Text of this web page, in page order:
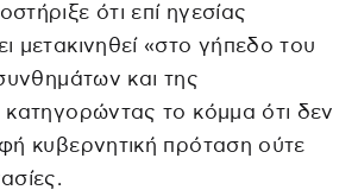
ότι επί ηγεσίας
μετακινηθεί «στο γήπεδο του
και της
κατηγορώντας το κόμμα ότι δεν
κυβερνητική πρόταση ούτε